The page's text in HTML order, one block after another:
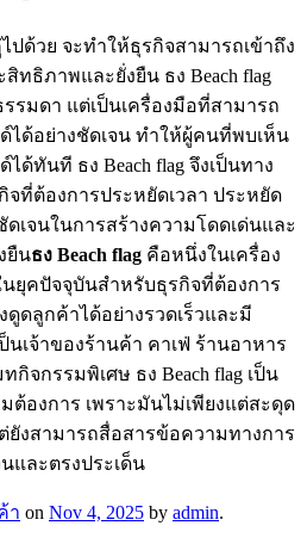
ปด้วย จะทำให้ธุรกิจสามารถเข้าถึง
ทธิภาพและยั่งยืน ธง Beach flag
รมดา แต่เป็นเครื่องมือที่สามารถ
ได้อย่างชัดเจน ทำให้ผู้คนที่พบเห็น
ด้ทันที ธง Beach flag จึงเป็นทาง
ที่ต้องการประหยัดเวลา ประหยัด
เจนในการสร้างความโดดเด่นและ
ยืนธง Beach flag คือหนึ่งในเครื่อง
ยุคปัจจุบันสำหรับธุรกิจที่ต้องการ
ดลูกค้าได้อย่างรวดเร็วและมี
เจ้าของร้านค้า คาเฟ่ ร้านอาหาร
จกรรมพิเศษ ธง Beach flag เป็น
ต้องการ เพราะมันไม่เพียงแต่สะดุด
ยังสามารถสื่อสารข้อความทางการ
และตรงประเด็น
า on Nov 4, 2025 by admin.